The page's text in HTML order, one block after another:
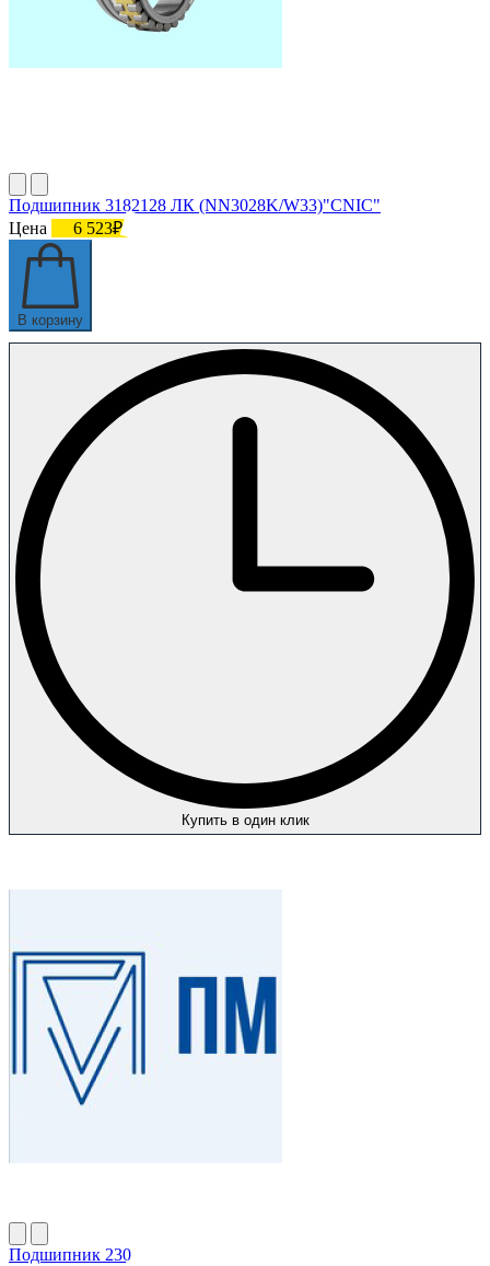
Подшипник 3182128 ЛК (NN3028K/W33)"СNIC"
Цена
6 523₽
В корзину
Купить в один клик
Подшипник 230